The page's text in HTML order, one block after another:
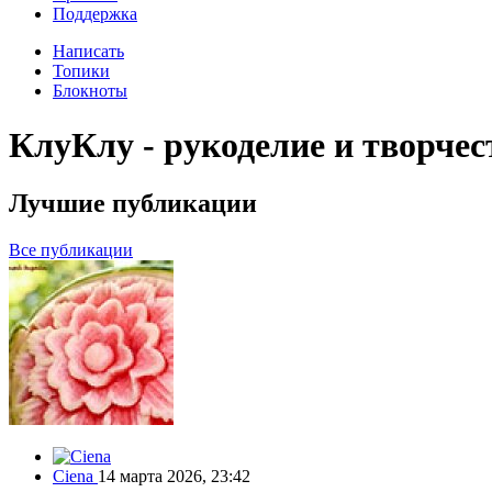
Поддержка
Написать
Топики
Блокноты
КлуКлу - рукоделие и
Лучшие публикации
Все публикации
Ciena 14 марта 2026, 23:42